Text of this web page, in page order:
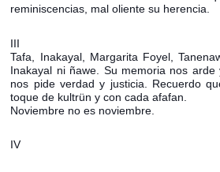
reminiscencias, mal oliente su herencia.
III
Tafa, Inakayal, Margarita Foyel,
Inakayal ni ñawe. Su memoria nos arde
nos pide verdad y justicia. Recuerdo
toque de kultrün y con cada afafan.
Noviembre no es noviembre.
IV